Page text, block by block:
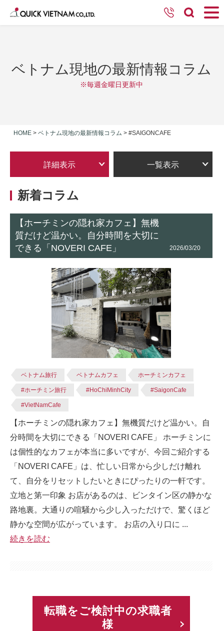
ベトナム現地の最新情報コラム
※毎週金曜日更新中
HOME > ベトナム現地の最新情報コラム > #SAIGONCAFE
詳細表示 一覧表示
新着コラム
【ホーチミンの隠れ家カフェ】無機
質だけど温かい。自分時間を大切に
できる「NOVERI CAFE」
2026/03/20
ベトナム旅行 ベトナムカフェ ホーチミンカフェ
#ホーチミン旅行 #HoChiMinhCity #SaigonCafe
#VietNamCafe
【ホーチミンの隠れ家カフェ】無機質だけど温かい。自
分時間を大切にできる「NOVERI CAFE」 ホーチミンに
は個性的なカフェが本当に多いですが、今回ご紹介する
「NOVERI CAFE」は、忙しい日常から少しだけ離れ
て、自分をリセットしたいときにぴったりの一軒です。
立地と第一印象 お店があるのは、ビンタイン区の静かな
路地裏。大通りの喧騒から少し入っただけで、驚くほど
静かな空間が広がっています。 お店の入り口に ...
続きを読む
転職をご検討中の求職者
様